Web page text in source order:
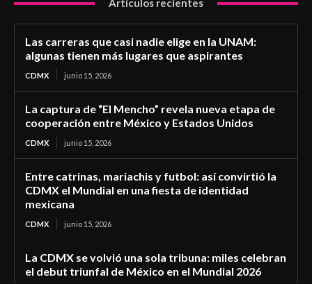
Artículos recientes
Las carreras que casi nadie elige en la UNAM:
algunas tienen más lugares que aspirantes
CDMX junio 15, 2026
La captura de “El Mencho” revela nueva etapa de
cooperación entre México y Estados Unidos
CDMX junio 15, 2026
Entre catrinas, mariachis y futbol: así convirtió la
CDMX el Mundial en una fiesta de identidad
mexicana
CDMX junio 15, 2026
La CDMX se volvió una sola tribuna: miles celebran
el debut triunfal de México en el Mundial 2026